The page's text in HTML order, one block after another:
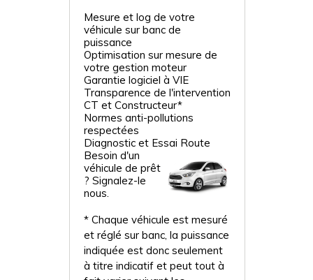
Mesure et log de votre
véhicule sur banc de
puissance
Optimisation sur mesure de
votre gestion moteur
Garantie logiciel à VIE
Transparence de l'intervention
CT et Constructeur*
Normes anti-pollutions
respectées
Diagnostic et Essai Route
Besoin d'un
véhicule de prêt
? Signalez-le
nous.
* Chaque véhicule est mesuré
et réglé sur banc, la puissance
indiquée est donc seulement
à titre indicatif et peut tout à